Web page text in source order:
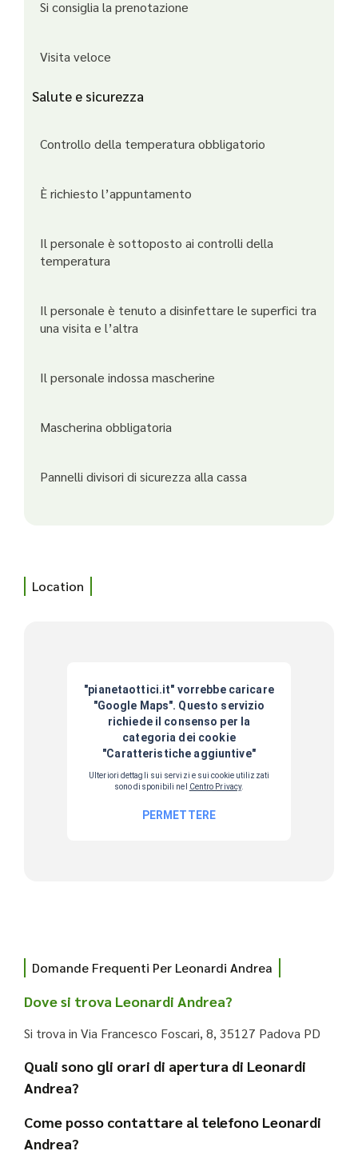
Si consiglia la prenotazione
Visita veloce
Salute e sicurezza
Controllo della temperatura obbligatorio
È richiesto l’appuntamento
Il personale è sottoposto ai controlli della
temperatura
Il personale è tenuto a disinfettare le superfici tra
una visita e l’altra
Il personale indossa mascherine
Mascherina obbligatoria
Pannelli divisori di sicurezza alla cassa
Location
Domande Frequenti Per Leonardi Andrea
Dove si trova Leonardi Andrea?
Si trova in Via Francesco Foscari, 8, 35127 Padova PD
Quali sono gli orari di apertura di Leonardi
Andrea?
Come posso contattare al telefono Leonardi
Andrea?